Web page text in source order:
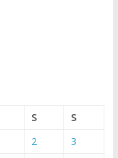
S
S
2 3